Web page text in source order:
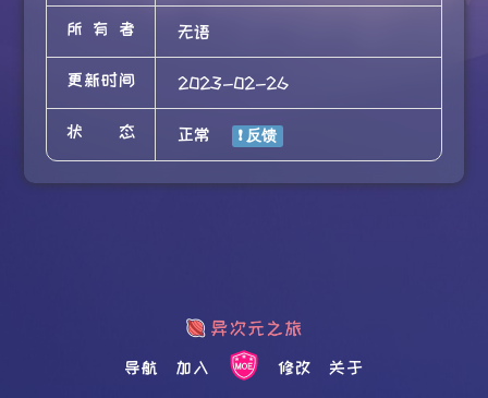
所有者 无语
更新时间 2023-02-26
状态 正常
导航 加入 修改 关于